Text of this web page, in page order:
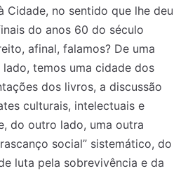
Cidade, no sentido que lhe deu
do anos 60 do século
afinal, falamos? De uma
temos uma cidade dos
dos livros, a discussão
culturais, intelectuais e
do outro lado, uma outra
social” sistemático, do
luta pela sobrevivência e da